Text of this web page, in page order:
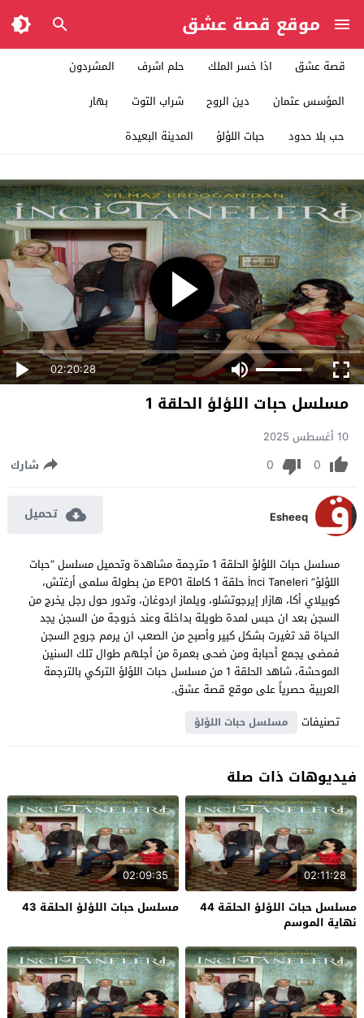
موقع قصة عشق
قصة عشق اذا خسر الملك حلم اشرف
المشردون
المؤسس عثمان
دين الروح شراب التوت
بهار
حب بلا حدود
حبات اللؤلؤ المدينة البعيدة
02:20:28
مسلسل حبات اللؤلؤ الحلقة 1
10 أغسطس 2025
0
0 شارك
Esheeq تحميل
مسلسل حبات اللؤلؤ الحلقة 1 مترجمة مشاهدة وتحميل مسلسل “حبات
اللؤلؤ” İnci Taneleri حلقة 1 كاملة EP01 من بطولة سلمى أرغتش،
كوبيلاي أكا، هازار إيرجوتشلو، ويلماز اردوغان، وتدور حول رجل يخرج من
السجن بعد ان حبس لمدة طويلة بداخلة وعند خروجة من السجن يجد
الحياة قد تغيرت بشكل كبير وأصبح من الصعب ان يرمم جروح السجن
فمضى يجمع أحبابة ومن ضحى بعمرة من أجلهم طوال تلك السنين
الموحشة، شاهد الحلقة 1 من مسلسل حبات اللؤلؤ التركي بالترجمة
العربية حصرياً على موقع قصة عشق.
تصنيفات
مسلسل حبات اللؤلؤ
فيديوهات ذات صلة
02:11:28
مسلسل حبات اللؤلؤ الحلقة 44
نهاية الموسم
02:09:35
مسلسل حبات اللؤلؤ الحلقة 43